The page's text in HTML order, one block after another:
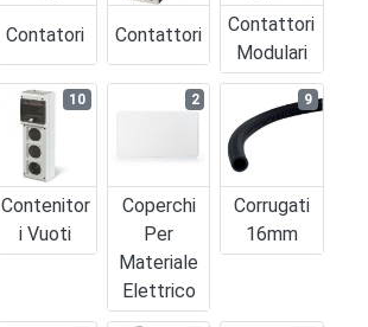
Contatori Contattori
Contattori
Modulari
Contenitor
I Vuoti
10
Coperchi
Per
Materiale
Elettrico
2
Corrugati
16mm
9